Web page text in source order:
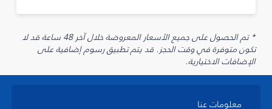
* تم الحصول على جميع الأسعار المعروضة خلال آخر 48 ساعة قد لا
تكون متوفرة في وقت الحجز. قد يتم تطبيق رسوم إضافية على
الإضافات الاختيارية.
معلومات عنا